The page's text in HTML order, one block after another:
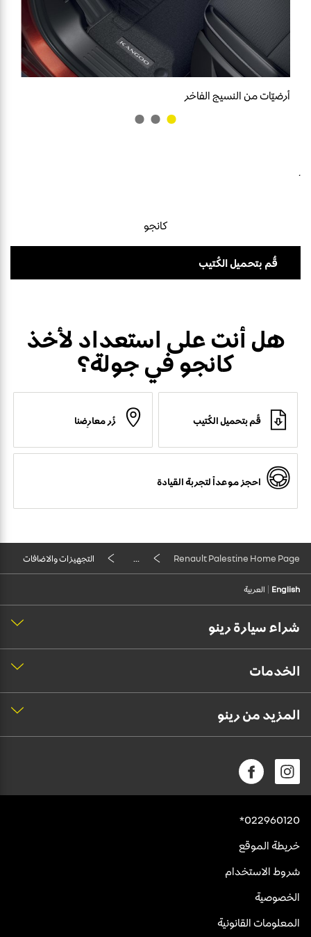
أرضيّات من النسيج الفاخر
.
كانجو
قُم بتحميل الكُتيب
هل أنت على استعداد لأخذ
كانجو في جولة؟
قُم بتحميل الكُتيب زُر معارِضنا
احجز موعداً لتجربة القيادة